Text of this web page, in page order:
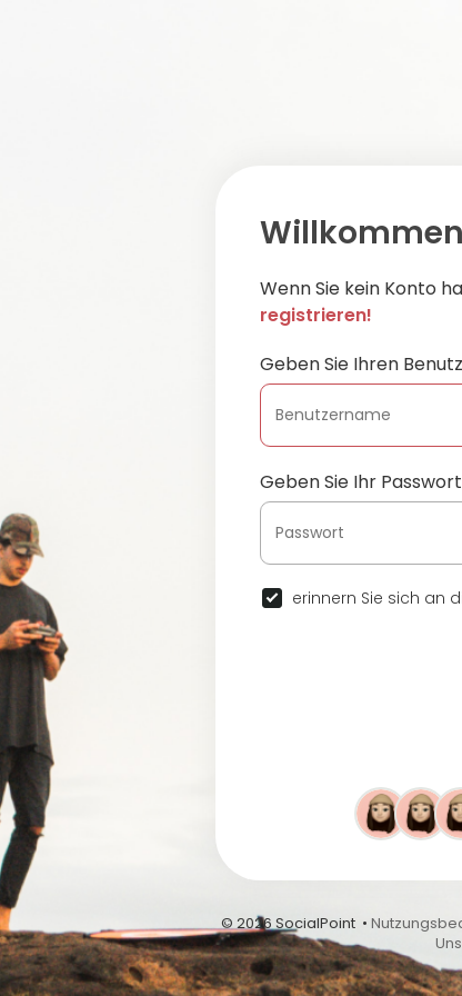
Wenn Sie kein Konto
registrieren!
Geben Sie Ihren
Geben Sie Ihr
erinnern Sie sich an
© 2026 SocialPoint •
Uns